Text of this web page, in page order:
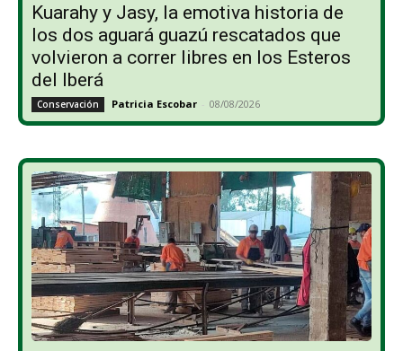
Kuarahy y Jasy, la emotiva historia de
los dos aguará guazú rescatados que
volvieron a correr libres en los Esteros
del Iberá
Conservación Patricia Escobar - 08/08/2026